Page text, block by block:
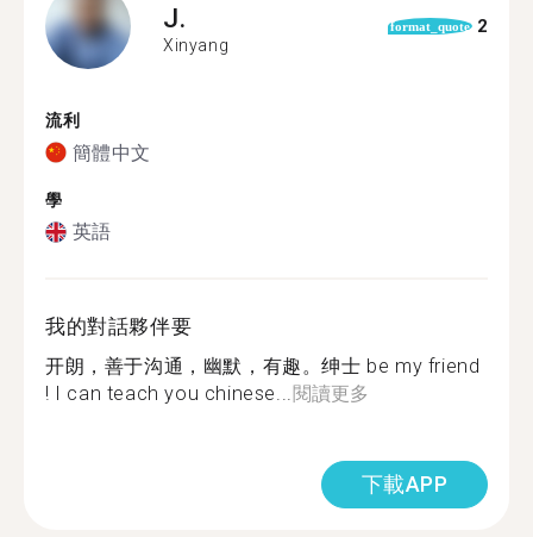
J.
Xinyang
format_quote 2
流利
簡體中文
學
英語
我的對話夥伴要
开朗，善于沟通，幽默，有趣。绅士 be my friend
! I can teach you chinese...閱讀更多
下載APP